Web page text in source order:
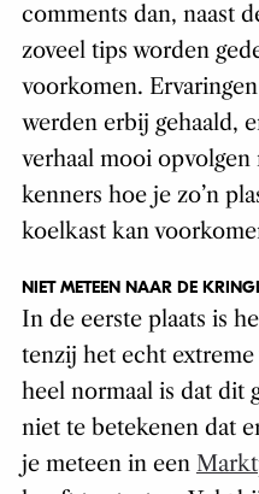
comments dan, naast
zoveel tips worden
voorkomen.
werden erbij gehaald,
verhaal mooi opvolgen
kenners hoe je zo’n
koelkast kan
NIET METEEN NAAR DE
In de eerste plaats is
tenzij het echt
heel normaal is dat dit
niet te betekenen dat
je meteen in een